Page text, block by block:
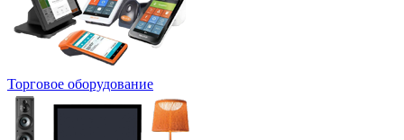
Торговое оборудование